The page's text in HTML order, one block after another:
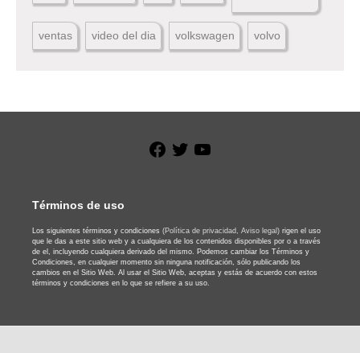
ventas video del dia volkswagen volvo
Facebook
Twitter
Términos de uso
Los siguientes términos y condiciones (Política de privacidad, Aviso legal) rigen el uso
que le das a este sitio web y a cualquiera de los contenidos disponibles por o a través
de el, incluyendo cualquiera derivado del mismo. Podemos cambiar los Términos y
Condiciones, en cualquier momento sin ninguna notificación, sólo publicando los
cambios en el Sitio Web. Al usar el Sitio Web, aceptas y estás de acuerdo con estos
términos y condiciones en lo que se refiere a su uso.